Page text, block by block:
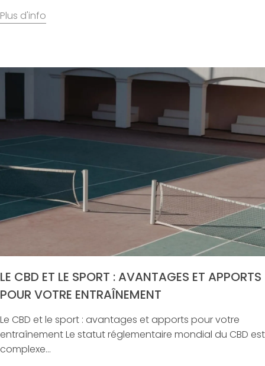
LE CBD ET LE SPORT : AVANTAGES ET APPORTS
POUR VOTRE ENTRAÎNEMENT
Le CBD et le sport : avantages et apports pour votre
entraînement Le statut réglementaire mondial du CBD est
complexe...